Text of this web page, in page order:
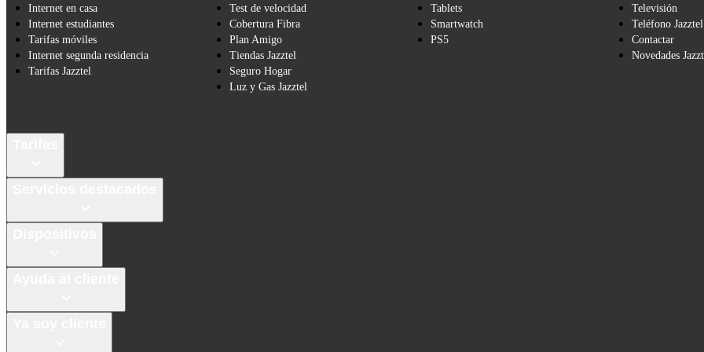
Internet en casa
Internet estudiantes
Tarifas móviles
Internet segunda residencia
Tarifas Jazztel
Test de velocidad
Cobertura Fibra
Plan Amigo
Tiendas Jazztel
Seguro Hogar
Luz y Gas Jazztel
Tablets
Smartwatch
PS5
Televisión
Teléfono Jazztel
Contactar
Novedades